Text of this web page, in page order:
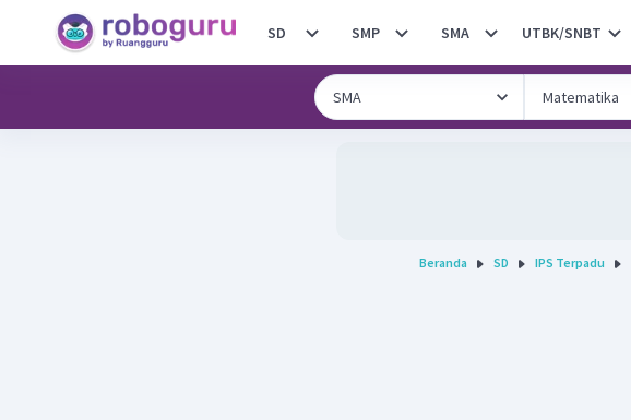
SD SMP SMA UTBK/SNBT
Beranda SD IPS Terpadu